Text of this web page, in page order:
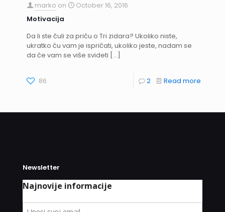
marko on
October 16, 2016
Motivacija
Da li ste čuli za priču o Tri zidara? Ukoliko niste,
ukratko ću vam je ispričati, ukoliko jeste, nadam se
da će vam se više svideti […]
86 2 Read more
Newsletter